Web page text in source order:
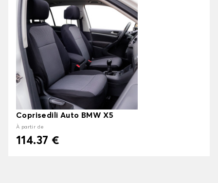
Coprisedili Auto BMW X5
À partir de
114.37 €